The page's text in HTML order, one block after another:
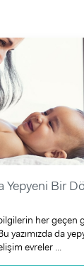
Yepyeni Bir
her geçen
yazımızda da
evreler ...